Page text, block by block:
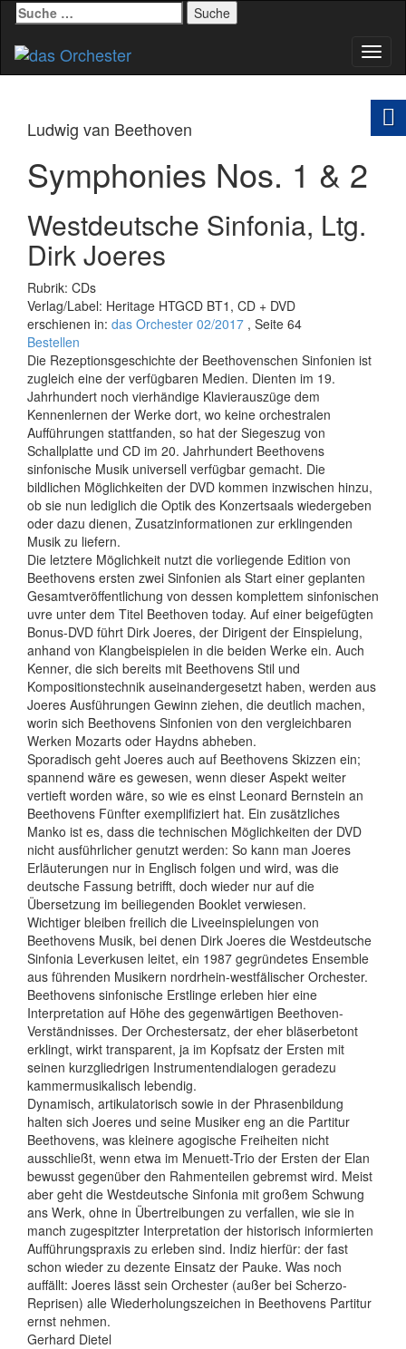
Suche
nach:
Ludwig van Beethoven
Symphonies Nos. 1 & 2
Westdeutsche Sinfonia, Ltg.
Dirk Joeres
Rubrik: CDs
Verlag/Label: Heritage HTGCD BT1, CD + DVD
erschienen in: das Orchester 02/2017 , Seite 64
Bestellen
Die Rezeptionsgeschichte der Beethovenschen Sinfonien ist
zugleich eine der verfügbaren Medien. Dienten im 19.
Jahrhundert noch vierhändige Klavierauszüge dem
Kennenlernen der Werke dort, wo keine orchestralen
Aufführungen stattfanden, so hat der Siegeszug von
Schallplatte und CD im 20. Jahrhundert Beethovens
sinfonische Musik universell verfügbar gemacht. Die
bildlichen Möglichkeiten der DVD kommen inzwischen hinzu,
ob sie nun lediglich die Optik des Konzertsaals wiedergeben
oder dazu dienen, Zusatzinformationen zur erklingenden
Musik zu liefern.
Die letztere Möglichkeit nutzt die vorliegende Edition von
Beethovens ersten zwei Sinfonien als Start einer geplanten
Gesamtveröffentlichung von dessen komplettem sinfonischen
uvre unter dem Titel Beethoven today. Auf einer beigefügten
Bonus-DVD führt Dirk Joeres, der Dirigent der Einspielung,
anhand von Klangbeispielen in die beiden Werke ein. Auch
Kenner, die sich bereits mit Beethovens Stil und
Kompositionstechnik auseinandergesetzt haben, werden aus
Joeres Ausführungen Gewinn ziehen, die deutlich machen,
worin sich Beethovens Sinfonien von den vergleichbaren
Werken Mozarts oder Haydns abheben.
Sporadisch geht Joeres auch auf Beethovens Skizzen ein;
spannend wäre es gewesen, wenn dieser Aspekt weiter
vertieft worden wäre, so wie es einst Leonard Bernstein an
Beethovens Fünfter exemplifiziert hat. Ein zusätzliches
Manko ist es, dass die technischen Möglichkeiten der DVD
nicht ausführlicher genutzt werden: So kann man Joeres
Erläuterungen nur in Englisch folgen und wird, was die
deutsche Fassung betrifft, doch wieder nur auf die
Übersetzung im beiliegenden Booklet verwiesen.
Wichtiger bleiben freilich die Liveeinspielungen von
Beethovens Musik, bei denen Dirk Joeres die Westdeutsche
Sinfonia Leverkusen leitet, ein 1987 gegründetes Ensemble
aus führenden Musikern nordrhein-westfälischer Orchester.
Beethovens sinfonische Erstlinge erleben hier eine
Interpretation auf Höhe des gegenwärtigen Beethoven-
Verständnisses. Der Orchestersatz, der eher bläserbetont
erklingt, wirkt transparent, ja im Kopfsatz der Ersten mit
seinen kurzgliedrigen Inst­ru­mentendialogen geradezu
kammermusikalisch lebendig.
Dynamisch, artikulatorisch sowie in der Phrasenbildung
halten sich Joeres und seine Musiker eng an die Partitur
Beethovens, was kleinere agogische Freiheiten nicht
ausschließt, wenn etwa im Menuett-Trio der Ersten der Elan
bewusst gegenüber den Rahmenteilen gebremst wird. Meist
aber geht die Westdeutsche Sinfonia mit großem Schwung
ans Werk, ohne in Übertreibungen zu verfallen, wie sie in
manch zugespitzter Interpretation der historisch informierten
Aufführungspraxis zu erleben sind. Indiz hierfür: der fast
schon wieder zu dezente Einsatz der Pauke. Was noch
auffällt: Joeres lässt sein Orchester (außer bei Scherzo-
Reprisen) alle Wiederholungszeichen in Beethovens Partitur
ernst nehmen.
Gerhard Dietel